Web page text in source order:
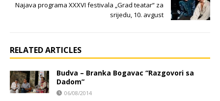
Najava programa XXXVI festivala „Grad teatar“ za
srijedu, 10. avgust
RELATED ARTICLES
Budva – Branka Bogavac “Razgovori sa
Dadom”
06/08/2014